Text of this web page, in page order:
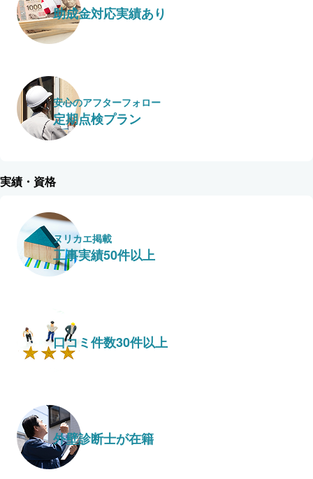
助成金対応実績あり
安心のアフターフォロー
定期点検プラン
実績・資格
ヌリカエ掲載
工事実績50件以上
口コミ件数30件以上
外壁診断士が在籍